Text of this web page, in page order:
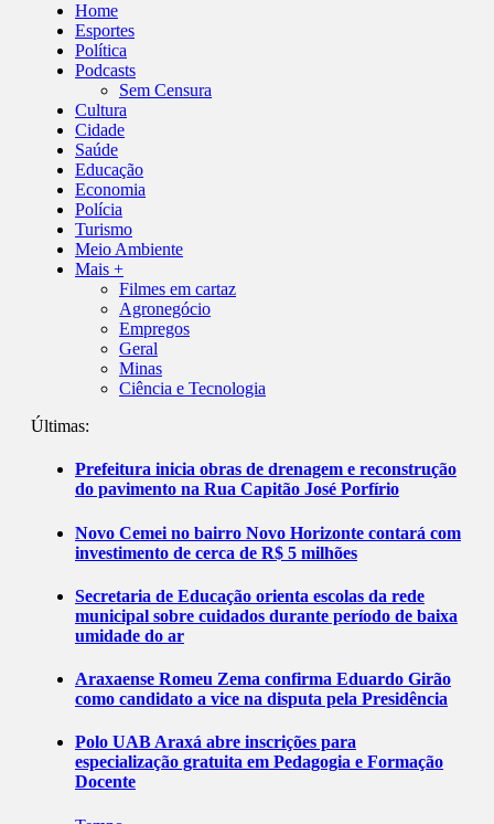
Home
Esportes
Política
Podcasts
Sem Censura
Cultura
Cidade
Saúde
Educação
Economia
Polícia
Turismo
Meio Ambiente
Mais +
Filmes em cartaz
Agronegócio
Empregos
Geral
Minas
Ciência e Tecnologia
Últimas:
Prefeitura inicia obras de drenagem e reconstrução
do pavimento na Rua Capitão José Porfírio
Novo Cemei no bairro Novo Horizonte contará com
investimento de cerca de R$ 5 milhões
Secretaria de Educação orienta escolas da rede
municipal sobre cuidados durante período de baixa
umidade do ar
Araxaense Romeu Zema confirma Eduardo Girão
como candidato a vice na disputa pela Presidência
Polo UAB Araxá abre inscrições para
especialização gratuita em Pedagogia e Formação
Docente